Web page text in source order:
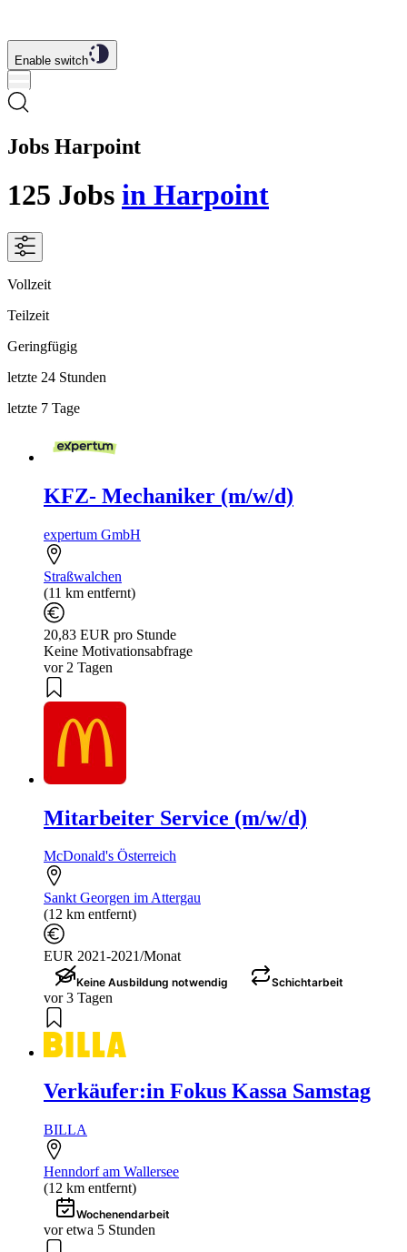
Enable switch
Jobs Harpoint
125 Jobs in Harpoint
Vollzeit
Teilzeit
Geringfügig
letzte 24 Stunden
letzte 7 Tage
KFZ- Mechaniker (m/w/d)
expertum GmbH
Straßwalchen
(11 km entfernt)
20,83 EUR pro Stunde
Keine Motivationsabfrage
vor 2 Tagen
Mitarbeiter Service (m/w/d)
McDonald's Österreich
Sankt Georgen im Attergau
(12 km entfernt)
EUR 2021-2021/Monat
Keine Ausbildung notwendig Schichtarbeit
vor 3 Tagen
Verkäufer:in Fokus Kassa Samstag
BILLA
Henndorf am Wallersee
(12 km entfernt)
Wochenendarbeit
vor etwa 5 Stunden